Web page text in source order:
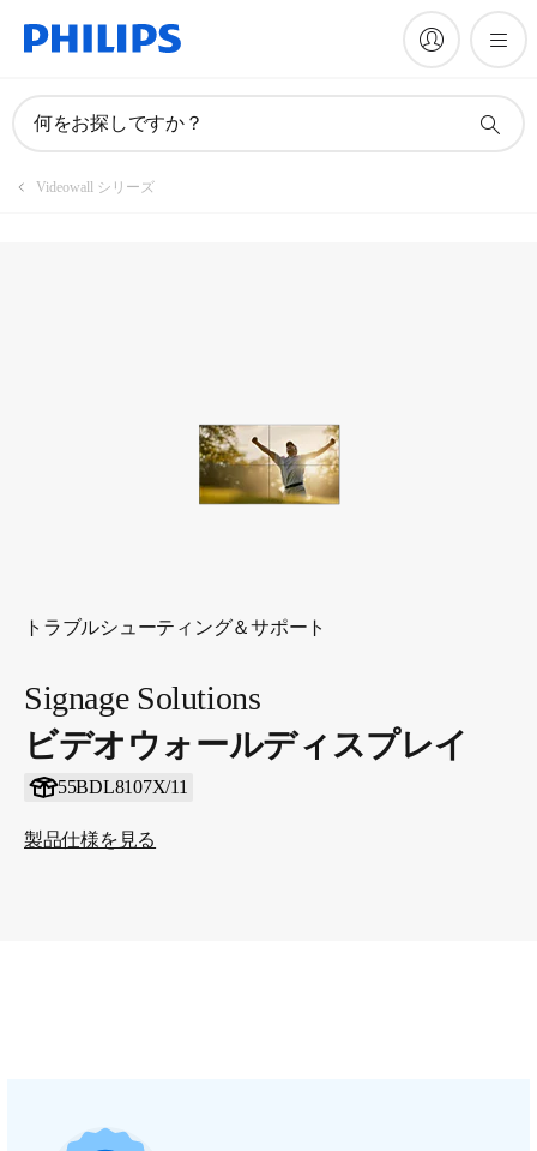
何をお探しですか？
Videowall シリーズ
トラブルシューティング＆サポート
Signage Solutions
ビデオウォールディスプレイ
55BDL8107X/11
製品仕様を見る
製品を登録